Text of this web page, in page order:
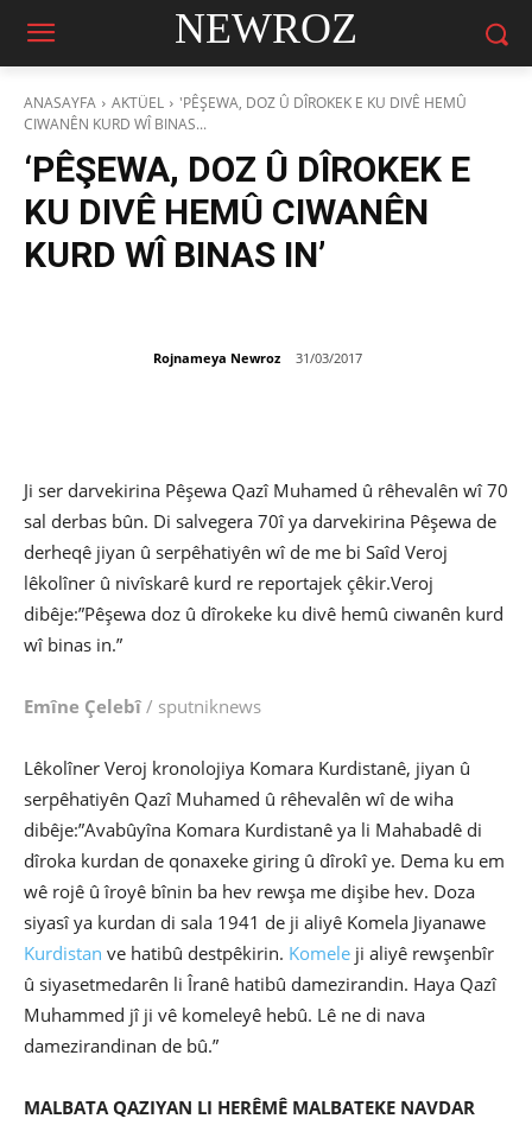
NEWROZ
ANASAYFA AKTÜEL
'PÊŞEWA, DOZ Û DÎROKEK E KU DIVÊ HEMÛ
CIWANÊN KURD WÎ BINAS...
‘PÊŞEWA, DOZ Û DÎROKEK E
KU DIVÊ HEMÛ CIWANÊN
KURD WÎ BINAS IN’
Rojnameya Newroz 31/03/2017
Ji ser darvekirina Pêşewa Qazî Muhamed û rêhevalên wî 70
sal derbas bûn. Di salvegera 70î ya darvekirina Pêşewa de
derheqê jiyan û serpêhatiyên wî de me bi Saîd Veroj
lêkolîner û nivîskarê kurd re reportajek çêkir.Veroj
dibêje:”Pêşewa doz û dîrokeke ku divê hemû ciwanên kurd
wî binas in.”
Emîne Çelebî / sputniknews
Lêkolîner Veroj kronolojiya Komara Kurdistanê, jiyan û
serpêhatiyên Qazî Muhamed û rêhevalên wî de wiha
dibêje:”Avabûyîna Komara Kurdistanê ya li Mahabadê di
dîroka kurdan de qonaxeke giring û dîrokî ye. Dema ku em
wê rojê û îroyê bînin ba hev rewşa me dişibe hev. Doza
siyasî ya kurdan di sala 1941 de ji aliyê Komela Jiyanawe
Kurdistan ve hatibû destpêkirin. Komele ji aliyê rewşenbîr
û siyasetmedarên li Îranê hatibû damezirandin. Haya Qazî
Muhammed jî ji vê komeleyê hebû. Lê ne di nava
damezirandinan de bû.”
MALBATA QAZIYAN LI HERÊMÊ MALBATEKE NAVDAR